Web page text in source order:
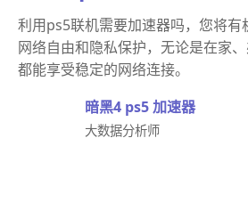
利用ps5联机需要加速器吗，您将有
网络自由和隐私保护，无论是在家、
都能享受稳定的网络连接。
暗黑4 ps5 加速器
大数据分析师